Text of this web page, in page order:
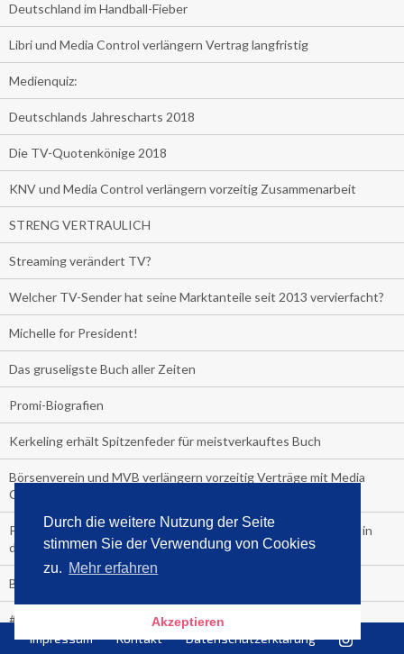
Durch die weitere Nutzung der Seite
stimmen Sie der Verwendung von Cookies
zu. Mehr erfahren
Akzeptieren
Deutschland im Handball-Fieber
Libri und Media Control verlängern Vertrag langfristig
Medienquiz:
Deutschlands Jahrescharts 2018
Die TV-Quotenkönige 2018
KNV und Media Control verlängern vorzeitig Zusammenarbeit
STRENG VERTRAULICH
Streaming verändert TV?
Welcher TV-Sender hat seine Marktanteile seit 2013 vervierfacht?
Michelle for President!
Das gruseligste Buch aller Zeiten
Promi-Biografien
Kerkeling erhält Spitzenfeder für meistverkauftes Buch
Börsenverein und MVB verlängern vorzeitig Verträge mit Media
Control bis 2024
PocketBook, Ceebo und Umbreit bringen Hörbuch-Downloads in
die Cloud
Bella Bella
#1-Bestseller: "Das ist Alpha!" von Kollegah
Impressum Kontakt Datenschutzerklärung